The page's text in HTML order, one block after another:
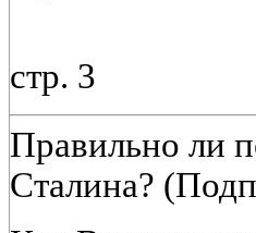
стр. 3
Правильно ли
Сталина?